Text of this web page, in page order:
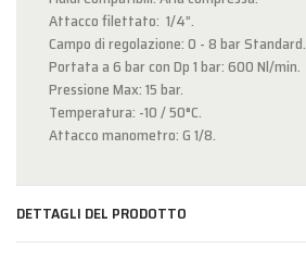
Attacco filettato: 1/4”.
Campo di regolazione: 0 - 8 bar Standard.
Portata a 6 bar con Dp 1 bar: 600 Nl/min.
Pressione Max: 15 bar.
Temperatura: -10 / 50°C.
Attacco manometro: G 1/8.
DETTAGLI DEL PRODOTTO